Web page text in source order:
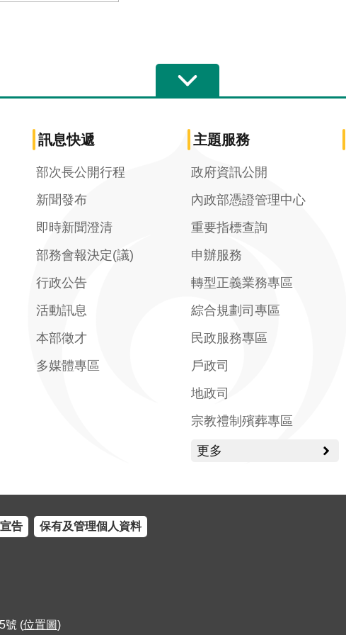
訊息快遞
部次長公開行程
新聞發布
即時新聞澄清
部務會報決定(議)
行政公告
活動訊息
本部徵才
多媒體專區
主題服務
政府資訊公開
內政部憑證管理中心
重要指標查詢
申辦服務
轉型正義業務專區
綜合規劃司專區
民政服務專區
戶政司
地政司
宗教禮制殯葬專區
更多
告 保有及管理個人資料
號 (位置圖)